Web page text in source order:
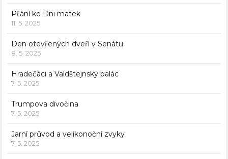
Přání ke Dni matek
11. 5. 2025
Den otevřených dveří v Senátu
8. 5. 2025
Hradečáci a Valdštejnský palác
7. 5. 2025
Trumpova divočina
7. 5. 2025
Jarní průvod a velikonoční zvyky
7. 5. 2025